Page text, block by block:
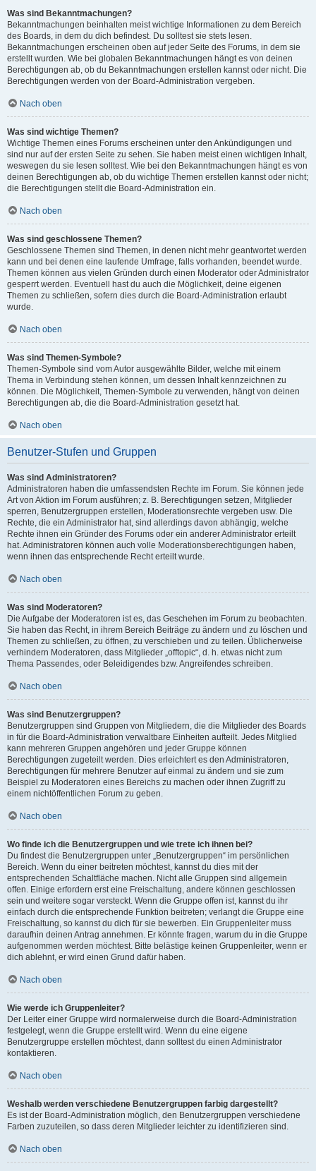
Was sind Bekanntmachungen?
Bekanntmachungen beinhalten meist wichtige Informationen zu dem Bereich
des Boards, in dem du dich befindest. Du solltest sie stets lesen.
Bekanntmachungen erscheinen oben auf jeder Seite des Forums, in dem sie
erstellt wurden. Wie bei globalen Bekanntmachungen hängt es von deinen
Berechtigungen ab, ob du Bekanntmachungen erstellen kannst oder nicht. Die
Berechtigungen werden von der Board-Administration vergeben.
Nach oben
Was sind wichtige Themen?
Wichtige Themen eines Forums erscheinen unter den Ankündigungen und
sind nur auf der ersten Seite zu sehen. Sie haben meist einen wichtigen Inhalt,
weswegen du sie lesen solltest. Wie bei den Bekanntmachungen hängt es von
deinen Berechtigungen ab, ob du wichtige Themen erstellen kannst oder nicht;
die Berechtigungen stellt die Board-Administration ein.
Nach oben
Was sind geschlossene Themen?
Geschlossene Themen sind Themen, in denen nicht mehr geantwortet werden
kann und bei denen eine laufende Umfrage, falls vorhanden, beendet wurde.
Themen können aus vielen Gründen durch einen Moderator oder Administrator
gesperrt werden. Eventuell hast du auch die Möglichkeit, deine eigenen
Themen zu schließen, sofern dies durch die Board-Administration erlaubt
wurde.
Nach oben
Was sind Themen-Symbole?
Themen-Symbole sind vom Autor ausgewählte Bilder, welche mit einem
Thema in Verbindung stehen können, um dessen Inhalt kennzeichnen zu
können. Die Möglichkeit, Themen-Symbole zu verwenden, hängt von deinen
Berechtigungen ab, die die Board-Administration gesetzt hat.
Nach oben
Benutzer-Stufen und Gruppen
Was sind Administratoren?
Administratoren haben die umfassendsten Rechte im Forum. Sie können jede
Art von Aktion im Forum ausführen; z. B. Berechtigungen setzen, Mitglieder
sperren, Benutzergruppen erstellen, Moderationsrechte vergeben usw. Die
Rechte, die ein Administrator hat, sind allerdings davon abhängig, welche
Rechte ihnen ein Gründer des Forums oder ein anderer Administrator erteilt
hat. Administratoren können auch volle Moderationsberechtigungen haben,
wenn ihnen das entsprechende Recht erteilt wurde.
Nach oben
Was sind Moderatoren?
Die Aufgabe der Moderatoren ist es, das Geschehen im Forum zu beobachten.
Sie haben das Recht, in ihrem Bereich Beiträge zu ändern und zu löschen und
Themen zu schließen, zu öffnen, zu verschieben und zu teilen. Üblicherweise
verhindern Moderatoren, dass Mitglieder „offtopic“, d. h. etwas nicht zum
Thema Passendes, oder Beleidigendes bzw. Angreifendes schreiben.
Nach oben
Was sind Benutzergruppen?
Benutzergruppen sind Gruppen von Mitgliedern, die die Mitglieder des Boards
in für die Board-Administration verwaltbare Einheiten aufteilt. Jedes Mitglied
kann mehreren Gruppen angehören und jeder Gruppe können
Berechtigungen zugeteilt werden. Dies erleichtert es den Administratoren,
Berechtigungen für mehrere Benutzer auf einmal zu ändern und sie zum
Beispiel zu Moderatoren eines Bereichs zu machen oder ihnen Zugriff zu
einem nichtöffentlichen Forum zu geben.
Nach oben
Wo finde ich die Benutzergruppen und wie trete ich ihnen bei?
Du findest die Benutzergruppen unter „Benutzergruppen“ im persönlichen
Bereich. Wenn du einer beitreten möchtest, kannst du dies mit der
entsprechenden Schaltfläche machen. Nicht alle Gruppen sind allgemein
offen. Einige erfordern erst eine Freischaltung, andere können geschlossen
sein und weitere sogar versteckt. Wenn die Gruppe offen ist, kannst du ihr
einfach durch die entsprechende Funktion beitreten; verlangt die Gruppe eine
Freischaltung, so kannst du dich für sie bewerben. Ein Gruppenleiter muss
daraufhin deinen Antrag annehmen. Er könnte fragen, warum du in die Gruppe
aufgenommen werden möchtest. Bitte belästige keinen Gruppenleiter, wenn er
dich ablehnt, er wird einen Grund dafür haben.
Nach oben
Wie werde ich Gruppenleiter?
Der Leiter einer Gruppe wird normalerweise durch die Board-Administration
festgelegt, wenn die Gruppe erstellt wird. Wenn du eine eigene
Benutzergruppe erstellen möchtest, dann solltest du einen Administrator
kontaktieren.
Nach oben
Weshalb werden verschiedene Benutzergruppen farbig dargestellt?
Es ist der Board-Administration möglich, den Benutzergruppen verschiedene
Farben zuzuteilen, so dass deren Mitglieder leichter zu identifizieren sind.
Nach oben